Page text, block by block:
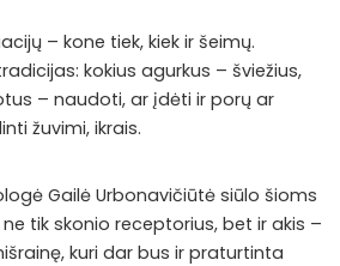
– kone tiek, kiek ir šeimų.
kokius agurkus – šviežius,
– naudoti, ar įdėti ir porų ar
žuvimi, ikrais.
Gailė Urbonavičiūtė siūlo šioms
tik skonio receptorius, bet ir akis –
kuri dar bus ir praturtinta